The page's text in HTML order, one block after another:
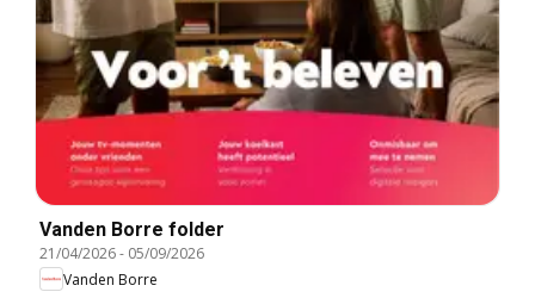
Vanden Borre folder
21/04/2026- 05/09/2026
Vanden Borre